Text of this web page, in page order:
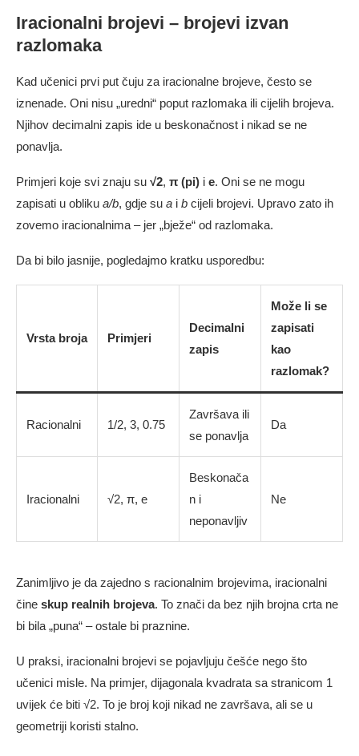
Iracionalni brojevi – brojevi izvan
razlomaka
Kad učenici prvi put čuju za iracionalne brojeve, često se
iznenade. Oni nisu „uredni“ poput razlomaka ili cijelih brojeva.
Njihov decimalni zapis ide u beskonačnost i nikad se ne
ponavlja.
Primjeri koje svi znaju su √2, π (pi) i e. Oni se ne mogu
zapisati u obliku a/b, gdje su a i b cijeli brojevi. Upravo zato ih
zovemo iracionalnima – jer „bježe“ od razlomaka.
Da bi bilo jasnije, pogledajmo kratku usporedbu:
Vrsta broja Primjeri
Decimalni
zapis
Može li se
zapisati
kao
razlomak?
Racionalni 1/2, 3, 0.75
Završava ili
se ponavlja
Da
Iracionalni √2, π, e
Beskonača
n i
neponavljiv
Ne
Zanimljivo je da zajedno s racionalnim brojevima, iracionalni
čine skup realnih brojeva. To znači da bez njih brojna crta ne
bi bila „puna“ – ostale bi praznine.
U praksi, iracionalni brojevi se pojavljuju češće nego što
učenici misle. Na primjer, dijagonala kvadrata sa stranicom 1
uvijek će biti √2. To je broj koji nikad ne završava, ali se u
geometriji koristi stalno.